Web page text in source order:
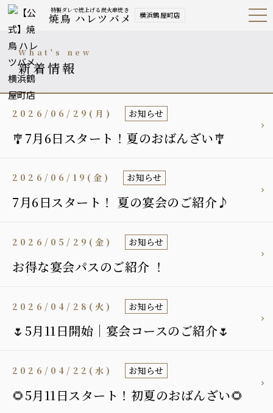
特製ダレで焼上げる炭火串焼き
焼鳥 ハレツバメ 横浜鶴屋町店 Open
Navig
what's new
新着情報
🎐7月6日スタート！夏のおばんざい🎐
2026/06/29(月) お知らせ
7月6日スタート！ 夏の宴会のご紹介♪
2026/06/19(金) お知らせ
お得な宴会パスのご紹介 ！
2026/05/29(金) お知らせ
🌷5月11日開始｜宴会コースのご紹介🌷
2026/04/28(火) お知らせ
🌻5月11日スタート！初夏のおばんざい🌻
2026/04/22(水) お知らせ